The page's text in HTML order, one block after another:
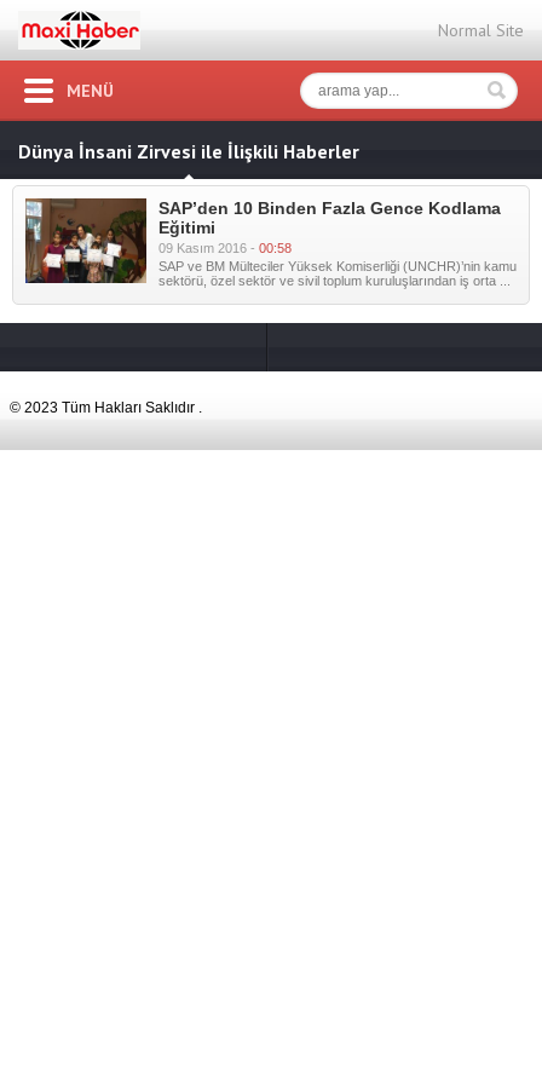
Normal Site
MENÜ
Dünya İnsani Zirvesi ile İlişkili Haberler
SAP’den 10 Binden Fazla Gence Kodlama
Eğitimi
09 Kasım 2016 - 00:58
SAP ve BM Mülteciler Yüksek Komiserliği (UNCHR)’nin kamu
sektörü, özel sektör ve sivil toplum kuruluşlarından iş orta ...
© 2023 Tüm Hakları Saklıdır .